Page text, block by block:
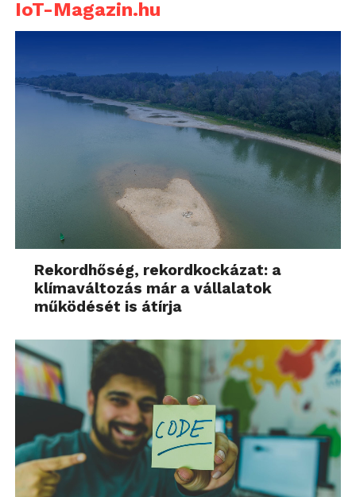
IoT-Magazin.hu
Rekordhőség, rekordkockázat: a
klímaváltozás már a vállalatok
működését is átírja